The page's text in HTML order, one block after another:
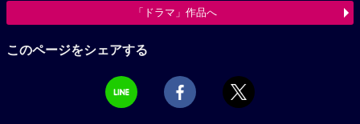
「ドラマ」作品へ
このページをシェアする